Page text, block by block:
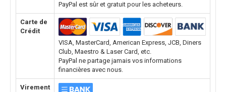
PayPal est sûr et gratuit pour les acheteurs.
Carte de
Crédit
VISA, MasterCard, American Express, JCB, Diners
Club, Maestro & Laser Card, etc.
PayPal ne partage jamais vos informations
financières avec nous.
Virement